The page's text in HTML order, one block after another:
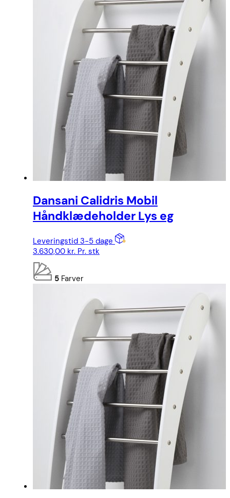
Dansani Calidris Mobil
Håndklædeholder Lys eg
Leveringstid 3-5 dage
3.630,00 kr. Pr. stk
5 Farver